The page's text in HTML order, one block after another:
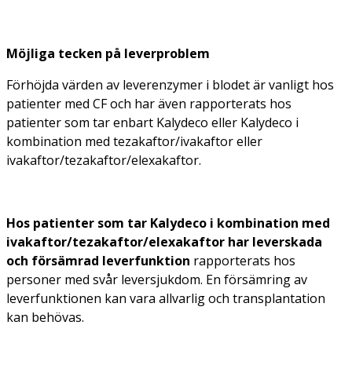
Möjliga tecken på leverproblem
Förhöjda värden av leverenzymer i blodet är vanligt hos
patienter med CF och har även rapporterats hos
patienter som tar enbart Kalydeco eller Kalydeco i
kombination med tezakaftor/ivakaftor eller
ivakaftor/tezakaftor/elexakaftor.
Hos patienter som tar Kalydeco i kombination med
ivakaftor/tezakaftor/elexakaftor har leverskada
och försämrad leverfunktion rapporterats hos
personer med svår leversjukdom. En försämring av
leverfunktionen kan vara allvarlig och transplantation
kan behövas.